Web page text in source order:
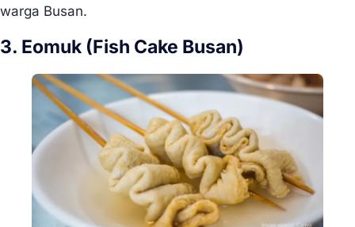
warga Busan.
3. Eomuk (Fish Cake Busan)